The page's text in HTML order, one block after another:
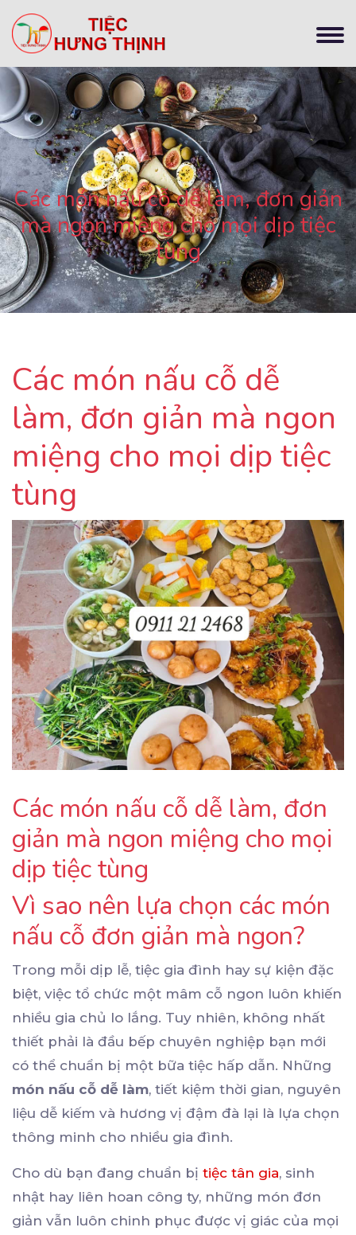
Các món nấu cỗ dễ làm, đơn giản
mà ngon miệng cho mọi dịp tiệc
tùng
Các món nấu cỗ dễ
làm, đơn giản mà ngon
miệng cho mọi dịp tiệc
tùng
Các món nấu cỗ dễ làm, đơn
giản mà ngon miệng cho mọi
dịp tiệc tùng
Vì sao nên lựa chọn các món
nấu cỗ đơn giản mà ngon?
Trong mỗi dịp lễ, tiệc gia đình hay sự kiện đặc
biệt, việc tổ chức một mâm cỗ ngon luôn khiến
nhiều gia chủ lo lắng. Tuy nhiên, không nhất
thiết phải là đầu bếp chuyên nghiệp bạn mới
có thể chuẩn bị một bữa tiệc hấp dẫn. Những
món nấu cỗ dễ làm, tiết kiệm thời gian, nguyên
liệu dễ kiếm và hương vị đậm đà lại là lựa chọn
thông minh cho nhiều gia đình.
Cho dù bạn đang chuẩn bị tiệc tân gia, sinh
nhật hay liên hoan công ty, những món đơn
giản vẫn luôn chinh phục được vị giác của mọi